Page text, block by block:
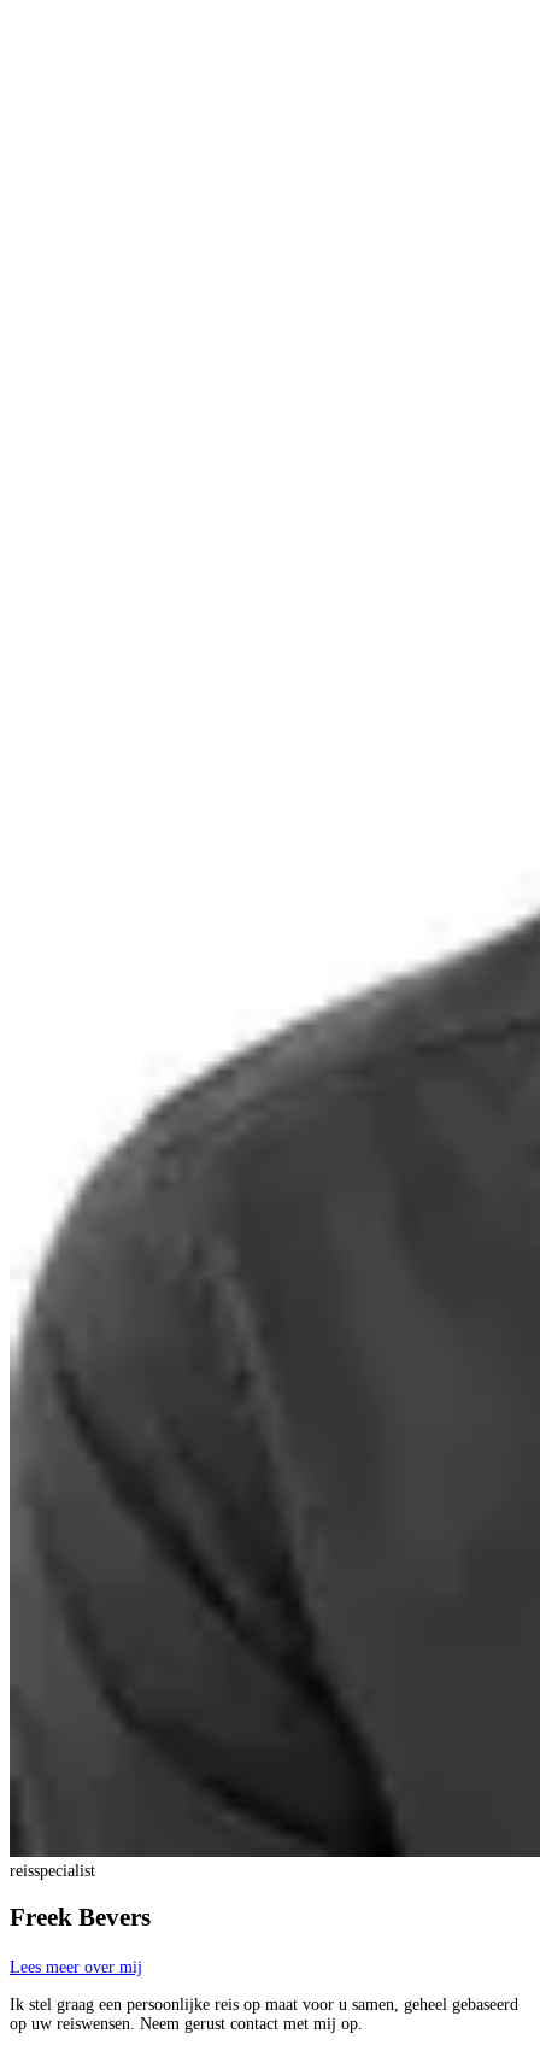
reisspecialist
Freek Bevers
Lees meer over mij
Ik stel graag een persoonlijke reis op maat voor u samen, geheel gebaseerd
op uw reiswensen. Neem gerust contact met mij op.